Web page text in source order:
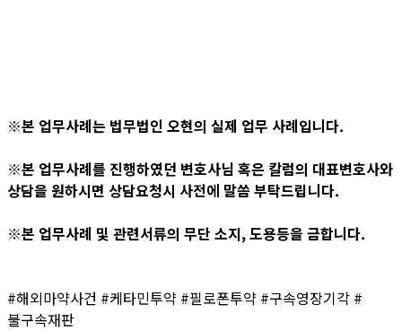
※본 업무사례는 법무법인 오현의 실제 업무 사례입니다.
※본 업무사례를 진행하였던 변호사님 혹은 칼럼의 대표변호사와
상담을 원하시면 상담요청시 사전에 말씀 부탁드립니다.
※본 업무사례 및 관련서류의 무단 소지, 도용등을 금합니다.
#해외마약사건 #케타민투약 #필로폰투약 #구속영장기각 #
불구속재판